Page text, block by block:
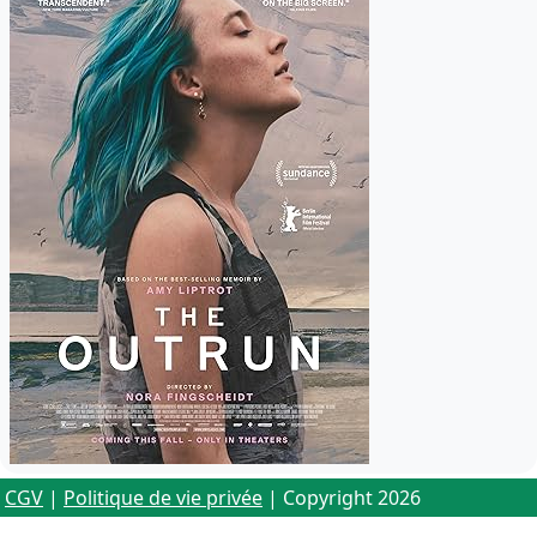
CGV | Politique de vie privée | Copyright 2026